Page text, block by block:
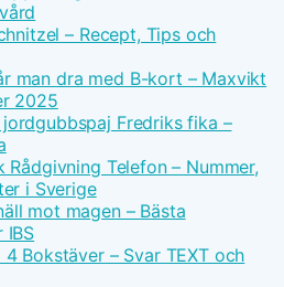
– Recept, Tips och
man dra med B-kort – Maxvikt
2025
Fredriks fika –
Rådgivning Telefon – Nummer,
i Sverige
mot magen – Bästa
IBS
Bokstäver – Svar TEXT och